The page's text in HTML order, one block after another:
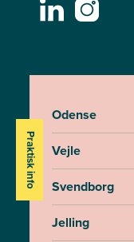
Praktisk info
Odense
Vejle
Svendborg
Jelling